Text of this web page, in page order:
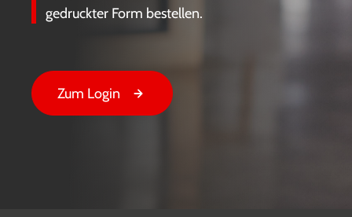
gedruckter Form bestellen.
Zum Login